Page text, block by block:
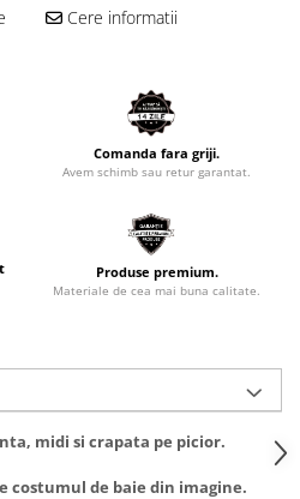
Cere informatii
Comanda fara griji.
Avem schimb sau retur garantat.
Produse premium.
Materiale de cea mai buna calitate.
midi si crapata pe picior.
costumul de baie din imagine.